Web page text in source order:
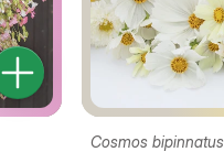
Cosmos bipinnatus